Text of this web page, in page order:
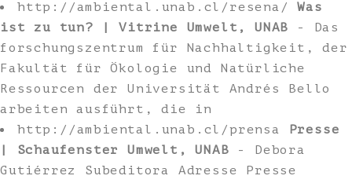
http://ambiental.unab.cl/resena/Was
ist zu tun? | Vitrine Umwelt, UNAB - Das
forschungszentrum für Nachhaltigkeit, der
Fakultät für Ökologie und Natürliche
Ressourcen der Universität Andrés Bello
arbeiten ausführt, die in
http://ambiental.unab.cl/prensa
Presse
| Schaufenster Umwelt, UNAB - Debora
Gutiérrez Subeditora Adresse Presse